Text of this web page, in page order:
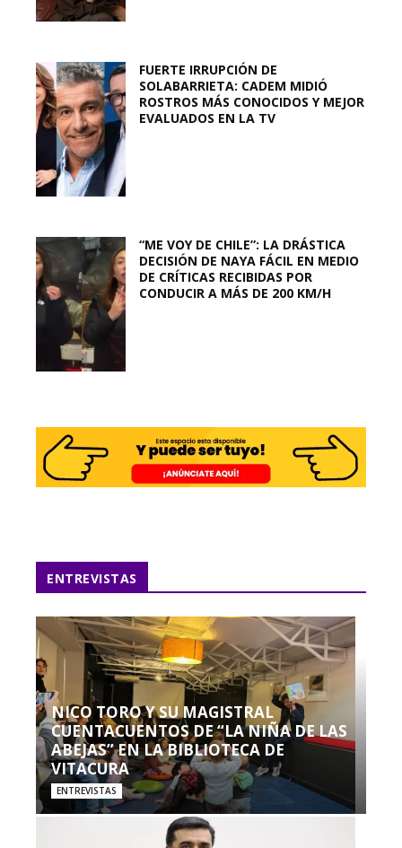
FUERTE IRRUPCIÓN DE
SOLABARRIETA: CADEM MIDIÓ
ROSTROS MÁS CONOCIDOS Y MEJOR
EVALUADOS EN LA TV
“ME VOY DE CHILE”: LA DRÁSTICA
DECISIÓN DE NAYA FÁCIL EN MEDIO
DE CRÍTICAS RECIBIDAS POR
CONDUCIR A MÁS DE 200 KM/H
ENTREVISTAS
NICO TORO Y SU MAGISTRAL
CUENTACUENTOS DE “LA NIÑA DE LAS
ABEJAS” EN LA BIBLIOTECA DE
VITACURA
ENTREVISTAS